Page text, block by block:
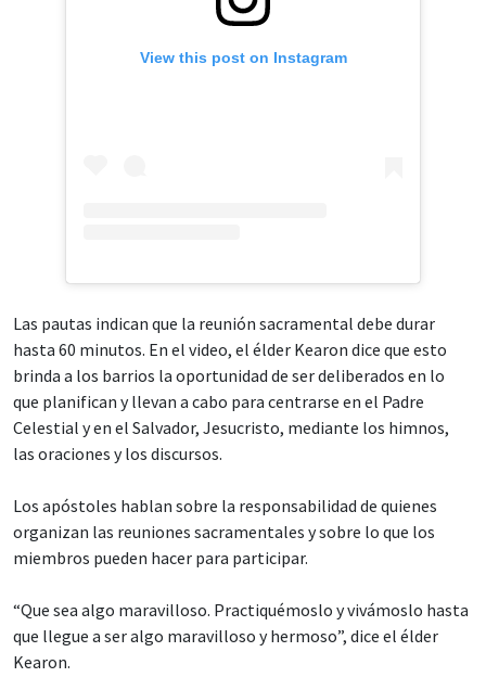
View this post on Instagram
Las pautas indican que la reunión sacramental debe durar
hasta 60 minutos. En el video, el élder Kearon dice que esto
brinda a los barrios la oportunidad de ser deliberados en lo
que planifican y llevan a cabo para centrarse en el Padre
Celestial y en el Salvador, Jesucristo, mediante los himnos,
las oraciones y los discursos.
Los apóstoles hablan sobre la responsabilidad de quienes
organizan las reuniones sacramentales y sobre lo que los
miembros pueden hacer para participar.
“Que sea algo maravilloso. Practiquémoslo y vivámoslo hasta
que llegue a ser algo maravilloso y hermoso”, dice el élder
Kearon.